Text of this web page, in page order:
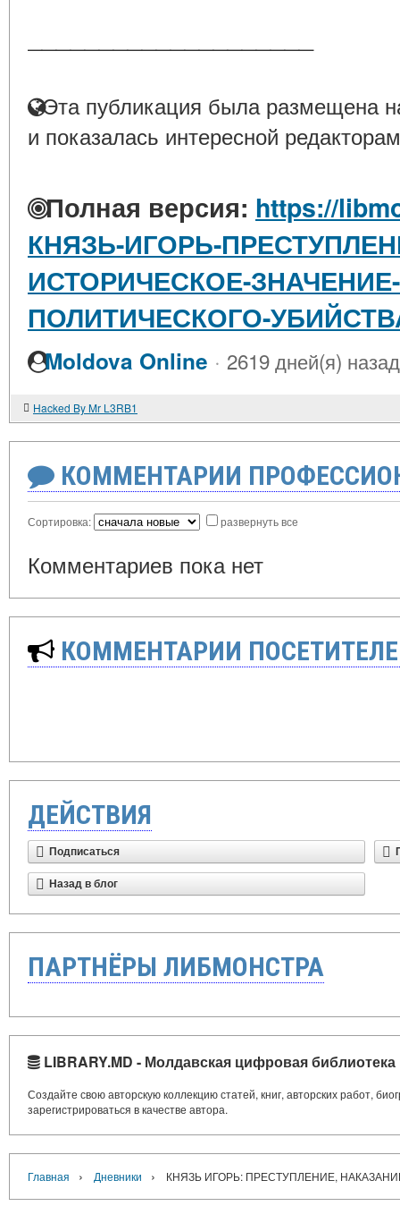
Эта публикация была размещена
и показалась интересной
Полная версия: https://
КНЯЗЬ-ИГОРЬ-
ИСТОРИЧЕСКОЕ-
ПОЛИТИЧЕСКОГО-
Moldova Online · 2619 дней(я) назад
Hacked By Mr L3RB1
КОММЕНТАРИИ
Сортировка: развернуть все
Комментариев пока нет
КОММЕНТАРИИ
ДЕЙСТВИЯ
Подписаться
Назад в блог
ПАРТНЁРЫ ЛИБМОНСТРА
LIBRARY.MD - Молдавская цифровая библиотека
Создайте свою авторскую коллекцию статей, книг, авторских работ,
зарегистрироваться в качестве автора.
Главная › Дневники › КНЯЗЬ ИГОРЬ: ПРЕСТУПЛЕНИЕ,